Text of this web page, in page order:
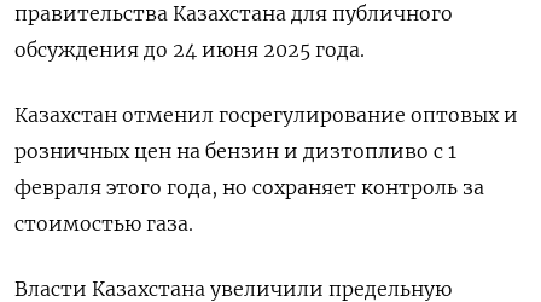
правительства Казахстана для публичного
обсуждения до 24 июня 2025 года.
Казахстан отменил госрегулирование оптовых и
розничных цен на бензин и дизтопливо с 1
февраля этого года, но сохраняет контроль за
стоимостью газа.
Власти Казахстана увеличили предельную